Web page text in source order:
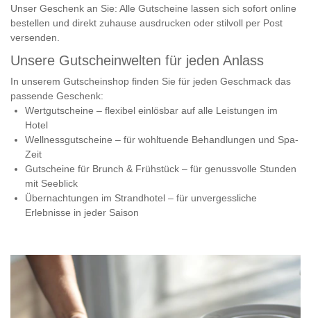
Unser Geschenk an Sie: Alle Gutscheine lassen sich sofort online
bestellen und direkt zuhause ausdrucken oder stilvoll per Post
versenden.
Unsere Gutscheinwelten für jeden Anlass
In unserem Gutscheinshop finden Sie für jeden Geschmack das
passende Geschenk:
Wertgutscheine – flexibel einlösbar auf alle Leistungen im
Hotel
Wellnessgutscheine – für wohltuende Behandlungen und Spa-
Zeit
Gutscheine für Brunch & Frühstück – für genussvolle Stunden
mit Seeblick
Übernachtungen im Strandhotel – für unvergessliche
Erlebnisse in jeder Saison